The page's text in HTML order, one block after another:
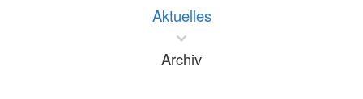
Aktuelles
Archiv